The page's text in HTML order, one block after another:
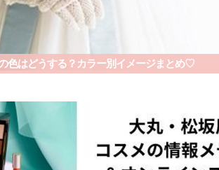
色はどうする？カラー別イメージまとめ♡